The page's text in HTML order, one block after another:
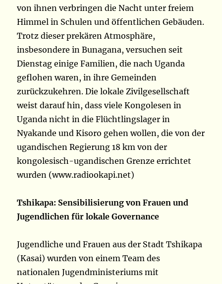
von ihnen verbringen die Nacht unter freiem
Himmel in Schulen und öffentlichen Gebäuden.
Trotz dieser prekären Atmosphäre,
insbesondere in Bunagana, versuchen seit
Dienstag einige Familien, die nach Uganda
geflohen waren, in ihre Gemeinden
zurückzukehren. Die lokale Zivilgesellschaft
weist darauf hin, dass viele Kongolesen in
Uganda nicht in die Flüchtlingslager in
Nyakande und Kisoro gehen wollen, die von der
ugandischen Regierung 18 km von der
kongolesisch-ugandischen Grenze errichtet
wurden (www.radiookapi.net)
Tshikapa: Sensibilisierung von Frauen und
Jugendlichen für lokale Governance
Jugendliche und Frauen aus der Stadt Tshikapa
(Kasai) wurden von einem Team des
nationalen Jugendministeriums mit